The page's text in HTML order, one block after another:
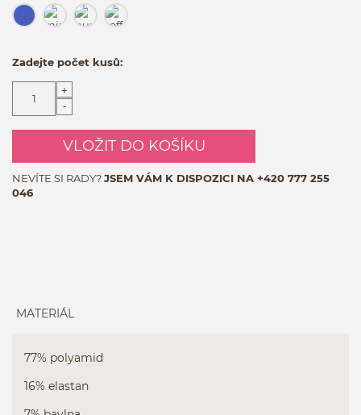
Zadejte počet kusů:
+
-
VLOŽIT DO KOŠÍKU
NEVÍTE SI RADY?JSEM VÁM K DISPOZICI NA +420 777 255
046
MATERIÁL
77% polyamid
16% elastan